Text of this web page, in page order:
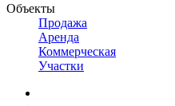
Объекты
Продажа
Аренда
Коммерческая
Участки